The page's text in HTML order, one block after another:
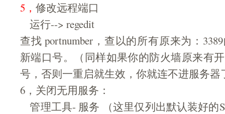
5， 修改远程端口
运行--> regedit
查找 portnumber，查以的所有原来为：
新端口号。（同样如果你的防火墙原来有
号，否则一重启就生效，你就连不进服务器
6，关闭无用服务：
管理工具- 服务 （这里仅列出默认装好的